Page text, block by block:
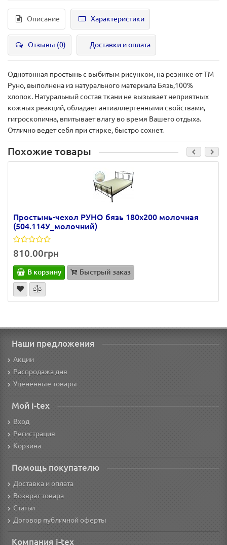
Описание Характеристики
Отзывы (0) Доставки и оплата
Однотонная простынь с выбитым рисунком, на резинке от ТМ
Руно, выполнена из натурального материала Бязь,100%
хлопок. Натуральный состав ткани не вызывает неприятных
кожных реакций, обладает антиаллергенными свойствами,
гигроскопична, впитывает влагу во время Вашего отдыха.
Отлично ведет себя при стирке, быстро сохнет.
Похожие товары
Простынь-чехол РУНО бязь 180х200 молочная
(504.114У_молочний)
810.00грн
В корзину Быстрый заказ
Наши предложения
Акции
Распродажа дня
Уцененные товары
Мой i-tex
Вход
Регистрация
Корзина
Помощь покупателю
Доставка и оплата
Возврат товара
Статьи
Договор публичной оферты
Компания i-tex